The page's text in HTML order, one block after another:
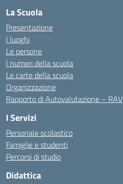
La Scuola
Presentazione
I luoghi
Le persone
I numeri della scuola
Le carte della scuola
Organizzazione
Rapporto di Autovalutazione – RAV
I Servizi
Personale scolastico
Famiglie e studenti
Percorsi di studio
Didattica